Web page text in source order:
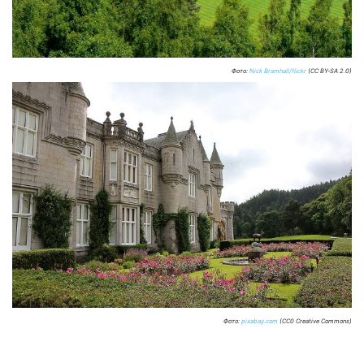
Фото: Nick Bramhall/flickr (CC BY-SA 2.0)
Фото: pixabay.com (CC0 Creative Commons)